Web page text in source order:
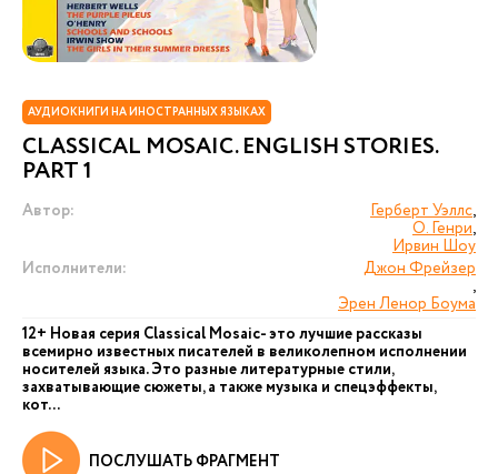
АУДИОКНИГИ НА ИНОСТРАННЫХ ЯЗЫКАХ
CLASSICAL MOSAIC. ENGLISH STORIES.
PART 1
Автор: Герберт Уэллс,
О. Генри,
Ирвин Шоу
Исполнители:
Джон Фрейзер
,
Эрен Ленор Боума
12+ Новая серия Сlassical Mosaic- это лучшие рассказы
всемирно известных писателей в великолепном исполнении
носителей языка. Это разные литературные стили,
захватывающие сюжеты, а также музыка и спецэффекты,
кот...
ПОСЛУШАТЬ ФРАГМЕНТ